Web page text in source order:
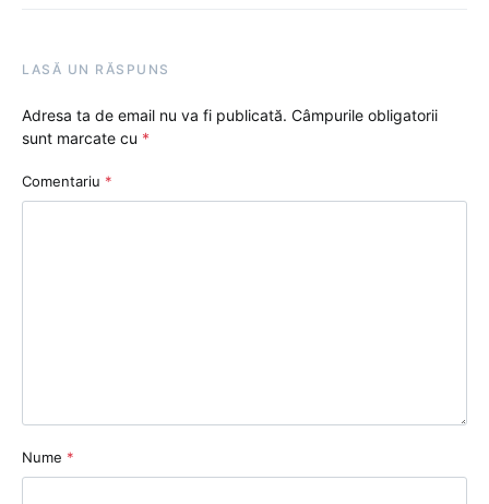
LASĂ UN RĂSPUNS
Adresa ta de email nu va fi publicată. Câmpurile obligatorii
sunt marcate cu *
Comentariu *
Nume *